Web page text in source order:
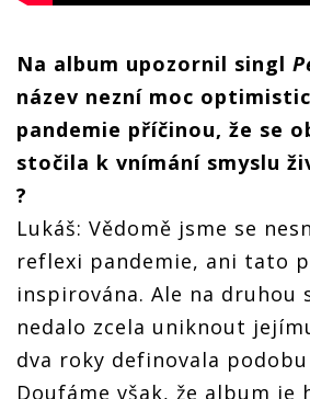
Na album upozornil singl
název nezní moc
pandemie příčinou, že se
stočila k vnímání smyslu
?
Lukáš: Vědomě jsme se
reflexi pandemie, ani tato
inspirována. Ale na druhou
nedalo zcela uniknout
dva roky definovala
Doufáme však, že album je